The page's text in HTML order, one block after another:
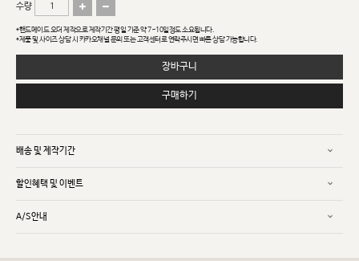
수량
*핸드메이드 오더 제작으로 제작기간 평일 기준 약 7~10일정도 소요됩니다.
*제품 및 사이즈 상담 시 카카오채널 문의 또는 고객센터로 연락주시면 빠른 상담 가능합니다.
장바구니
구매하기
배송 및 제작기간
할인혜택 및 이벤트
A/S안내